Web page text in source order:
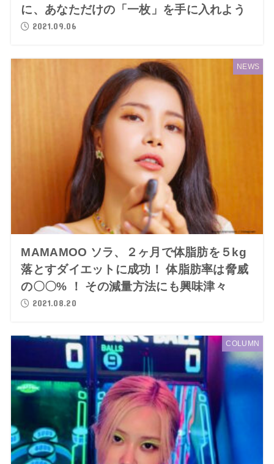
に、あなただけの「一枚」を手に入れよう
2021.09.06
NEWS
MAMAMOO ソラ、２ヶ月で体脂肪を５kg
落とすダイエットに成功！ 体脂肪率は脅威
の〇〇% ！ その減量方法にも興味津々
2021.08.20
COLUMN